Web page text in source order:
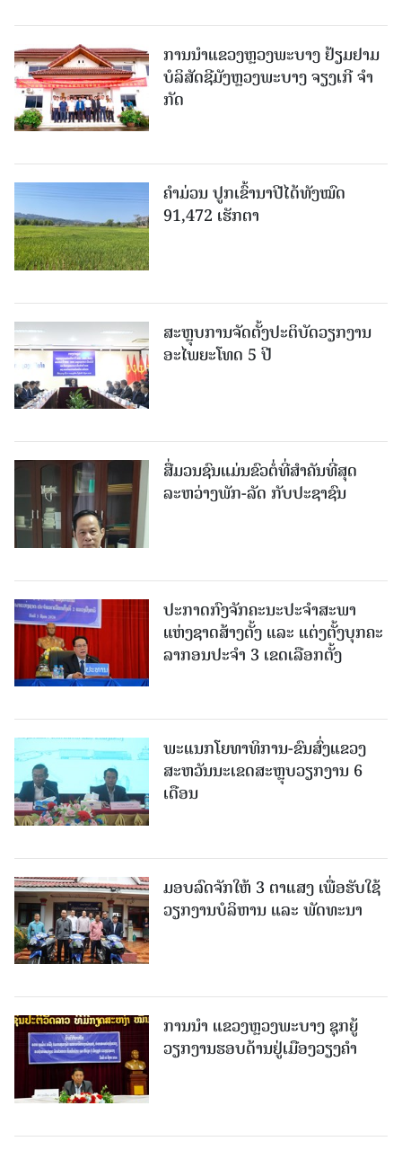
ການນຳແຂວງຫຼວງພະບາງ ຢ້ຽມ​ຢາມ
ບໍ​ລິ​ສັດຊີມັງຫຼວງພະບາງ ຈຽງເກີ ຈໍາ
ກັດ
ຄໍາມ່ວນ ປູກເຂົ້ານາປີໄດ້ທັງໝົດ
91,472 ເຮັກຕາ
ສະຫຼຸບການຈັດຕັ້ງປະຕິບັດວຽກງານ
ອະໄພຍະໂທດ 5 ປີ
ສື່ມວນຊົນແມ່ນຂົວຕໍ່ທີ່ສໍາຄັນທີ່ສຸດ
ລະຫວ່າງພັກ-ລັດ ກັບປະຊາຊົນ
ປະກາດກົງຈັກຄະນະປະຈໍາສະພາ
ແຫ່ງຊາດສ້າງຕັ້ງ ແລະ ແຕ່ງຕັ້ງບຸກຄະ
ລາກອນປະຈໍາ 3 ເຂດເລືອກຕັ້ງ
ພະແນກໂຍທາທິການ-ຂົນສົ່ງແຂວງ
ສະຫວັນນະເຂດສະຫຼຸບວຽກງານ 6
ເດືອນ
ມອບລົດຈັກໃຫ້ 3 ຕາແສງ ເພື່ອຮັບໃຊ້
ວຽກງານບໍລິຫານ ແລະ ພັດທະນາ
ການນຳ ແຂວງຫຼວງພະບາງ ຊຸກຍູ້
ວຽກງານຮອບດ້ານຢູ່ເມືອງວຽງຄໍາ